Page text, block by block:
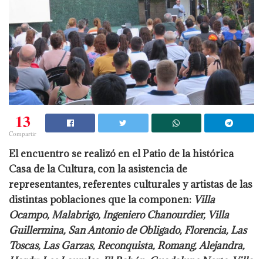
13
Compartir
El encuentro se realizó en el Patio de la histórica
Casa de la Cultura, con la asistencia de
representantes, referentes culturales y artistas de las
distintas poblaciones que la componen: Villa
Ocampo, Malabrigo, Ingeniero Chanourdier, Villa
Guillermina, San Antonio de Obligado, Florencia, Las
Toscas, Las Garzas, Reconquista, Romang, Alejandra,